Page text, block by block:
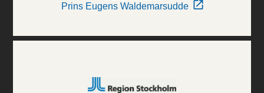
Prins Eugens Waldemarsudde